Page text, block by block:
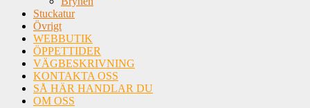
Stuckatur
Övrigt
WEBBUTIK
ÖPPETTIDER
VÄGBESKRIVNING
KONTAKTA OSS
SÅ HÄR HANDLAR DU
OM OSS